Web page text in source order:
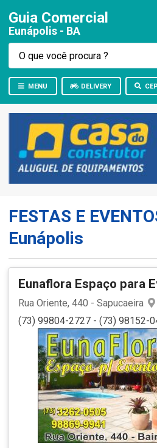
Guia Comercial
Eunápolis - BA
MENU DELIVERY CEP
FESTAS E
Eunápolis
Eunaflora Espaço para
Rua Oriente, 440 - Sapucaeira
(73) 99804-2727 - (73) 98152-